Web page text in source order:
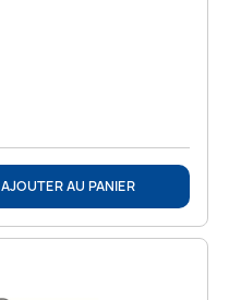
AJOUTER AU PANIER